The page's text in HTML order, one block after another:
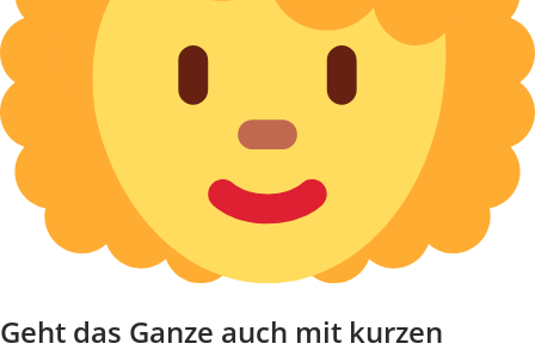
Geht das Ganze auch mit kurzen